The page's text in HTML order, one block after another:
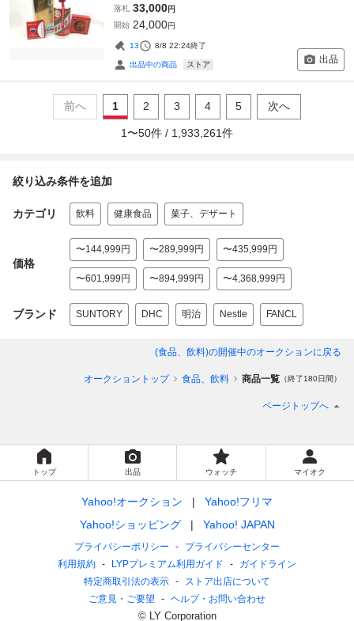
落札 33,000円
開始 24,000円
13 8/8 22:24終了
出品中の商品 ストア 出品
前へ 1 2 3 4 5 次へ
1 〜50件 / 1,933,261件
絞り込み条件を追加
カテゴリ 飲料 健康食品 菓子、デザート
価格
〜144,999円 〜289,999円 〜435,999円
〜601,999円 〜894,999円 〜4,368,999円
ブランド SUNTORY DHC 明治 Nestle FANCL
(食品、飲料)の開催中のオークションに戻る
オークショントップ 食品、飲料 商品一覧 （終了180日間）
ページトップへ
トップ 出品 ウォッチ マイオク
Yahoo!オークション
Yahoo!フリマ
Yahoo!ショッピング
Yahoo! JAPAN
プライバシーポリシー
プライバシーセンター
利用規約
LYPプレミアム利用ガイド
ガイドライン
特定商取引法の表示
ストア出店について
ご意見・ご要望
ヘルプ・お問い合わせ
© LY Corporation